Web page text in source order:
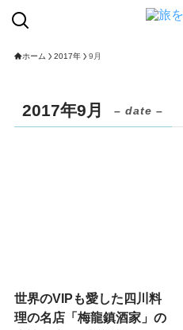
ホーム 2017年 9月
2017年9月 – date –
世界のVIPも愛した四川料
理の名店「梅龍鎮酒家」の